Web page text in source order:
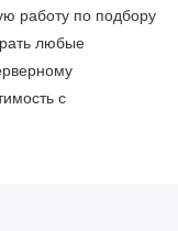
работу по подбору
любые
с
регулярное